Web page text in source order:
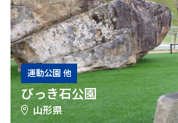
運動公園 他
びっき石公園
山形県